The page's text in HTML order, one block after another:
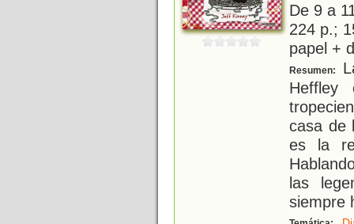
De 9 a
224 p.;
papel +
Resumen:
Heffley
casa de
es la
las
siempre